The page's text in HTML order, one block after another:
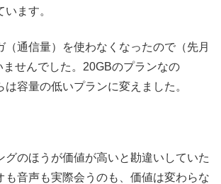
ます。
（通信量）を使わなくなったので（先月
ませんでした。20GBのプランなの
は容量の低いプランに変えました。
グのほうが価値が高いと勘違いしていた
も音声も実際会うのも、価値は変わらな